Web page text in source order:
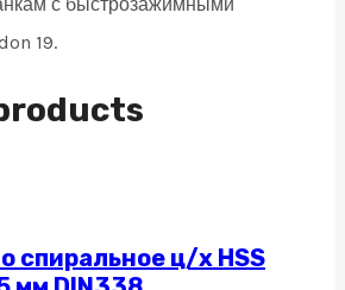
с быстрозажимными
19.
спиральное ц/х HSS